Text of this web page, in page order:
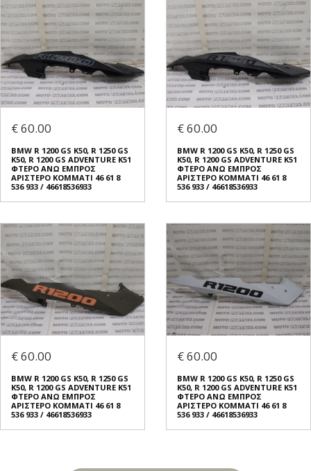
€ 60.00
BMW R 1200 GS K50, R 1250 GS
K50, R 1200 GS ADVENTURE K51
ΦΤΕΡO ΑΝΩ ΕΜΠΡΟΣ
ΑΡΙΣΤΕΡΟ ΚΟΜΜΑΤΙ 46 61 8
536 933 / 46618536933
€ 60.00
BMW R 1200 GS K50, R 1250 GS
K50, R 1200 GS ADVENTURE K51
ΦΤΕΡO ΑΝΩ ΕΜΠΡΟΣ
ΑΡΙΣΤΕΡΟ ΚΟΜΜΑΤΙ 46 61 8
536 933 / 46618536933
€ 60.00
BMW R 1200 GS K50, R 1250 GS
K50, R 1200 GS ADVENTURE K51
ΦΤΕΡO ΑΝΩ ΕΜΠΡΟΣ
ΑΡΙΣΤΕΡΟ ΚΟΜΜΑΤΙ 46 61 8
536 933 / 46618536933
€ 60.00
BMW R 1200 GS K50, R 1250 GS
K50, R 1200 GS ADVENTURE K51
ΦΤΕΡO ΑΝΩ ΕΜΠΡΟΣ
ΑΡΙΣΤΕΡΟ ΚΟΜΜΑΤΙ 46 61 8
536 933 / 46618536933